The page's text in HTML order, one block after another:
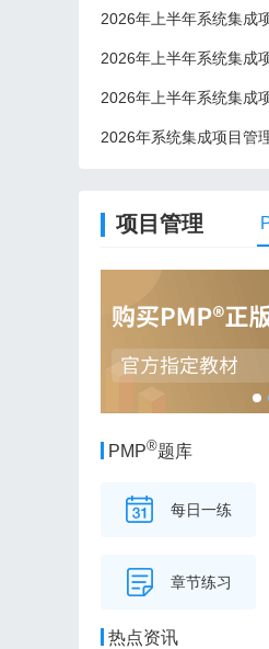
2026年系统集成项目管
项目管理
PMP®题库
每日一练
章节练习
热点资讯